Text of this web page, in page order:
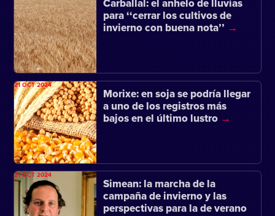
Carballal: el anhelo de lluvias
para ‘‘cerrar los cultivos de
invierno con buena nota’’
Morixe: en soja se podría llegar
a uno de los registros más
bajos en el último lustro
21 OCT 2024
Simean: la marcha de la
campaña de invierno y las
perspectivas para la de verano
21 OCT 2024